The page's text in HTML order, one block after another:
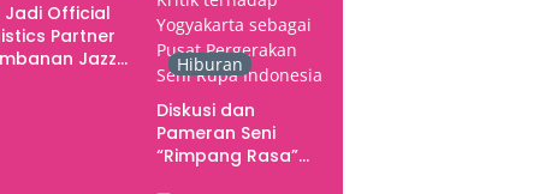
Jadi Official
Partner
Jazz
Hiburan
Diskusi dan
Pameran Seni
“Rimpang Rasa”